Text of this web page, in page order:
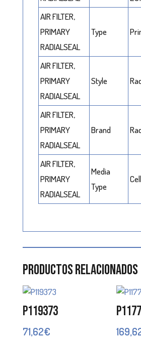
AIR FILTER,
PRIMARY
RADIALSEAL
Type
AIR FILTER,
PRIMARY
RADIALSEAL
Style
AIR FILTER,
PRIMARY
RADIALSEAL
Brand
AIR FILTER,
PRIMARY
RADIALSEAL
Media
Type
Productos relacionados
P119373
71,62€